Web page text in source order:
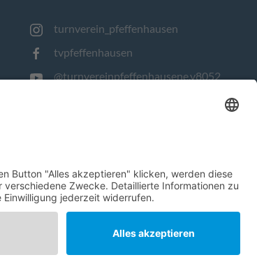
turnverein_pfeffenhausen
tvpfeffenhausen
@turnvereinpfeffenhausene.v8052